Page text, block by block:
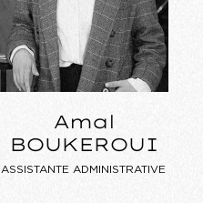
Amal
BOUKEROUI
ASSISTANTE ADMINISTRATIVE